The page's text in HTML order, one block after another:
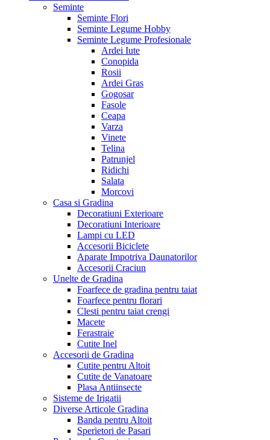
Seminte
Seminte Flori
Seminte Legume Hobby
Seminte Legume Profesionale
Ardei Iute
Conopida
Rosii
Ardei Gras
Gogosar
Fasole
Ceapa
Varza
Vinete
Telina
Patrunjel
Ridichi
Salata
Morcovi
Casa si Gradina
Decoratiuni Exterioare
Decoratiuni Interioare
Lampi cu LED
Accesorii Biciclete
Aparate Impotriva Daunatorilor
Accesorii Craciun
Unelte de Gradina
Foarfece de gradina pentru taiat
Foarfece pentru florari
Clesti pentru taiat crengi
Macete
Ferastraie
Cutite Inel
Accesorii de Gradina
Cutite pentru Altoit
Cutite de Vanatoare
Plasa Antiinsecte
Sisteme de Irigatii
Diverse Articole Gradina
Banda pentru Altoit
Sperietori de Pasari